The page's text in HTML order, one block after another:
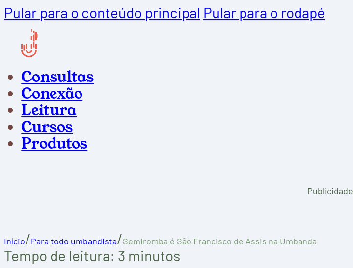
Pular para o conteúdo principal Pular para o rodapé
Consultas
Conexão
Leitura
Cursos
Produtos
Publicidade
Início/Para todo umbandista/Semiromba é São Francisco de Assis na Umbanda
Tempo de leitura: 3 minutos